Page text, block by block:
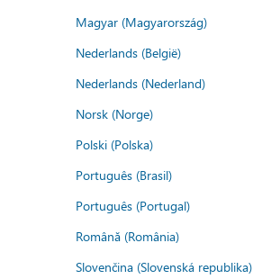
Magyar (Magyarország)
Nederlands (België)
Nederlands (Nederland)
Norsk (Norge)
Polski (Polska)
Português (Brasil)
Português (Portugal)
Română (România)
Slovenčina (Slovenská republika)